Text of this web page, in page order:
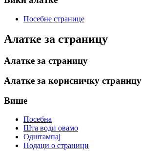
Посебне странице
Алатке за страницу
Алатке за страницу
Алатке за корисничку страницу
Више
Посебна
Шта води овамо
Одштампај
Подаци о страници